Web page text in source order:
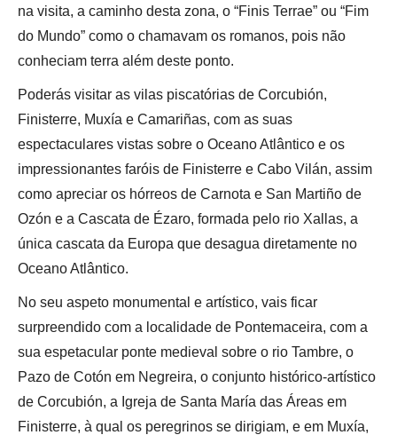
na visita, a caminho desta zona, o “Finis Terrae” ou “Fim
do Mundo” como o chamavam os romanos, pois não
conheciam terra além deste ponto.
Poderás visitar as vilas piscatórias de Corcubión,
Finisterre, Muxía e Camariñas, com as suas
espectaculares vistas sobre o Oceano Atlântico e os
impressionantes faróis de Finisterre e Cabo Vilán, assim
como apreciar os hórreos de Carnota e San Martiño de
Ozón e a Cascata de Ézaro, formada pelo rio Xallas, a
única cascata da Europa que desagua diretamente no
Oceano Atlântico.
No seu aspeto monumental e artístico, vais ficar
surpreendido com a localidade de Pontemaceira, com a
sua espetacular ponte medieval sobre o rio Tambre, o
Pazo de Cotón em Negreira, o conjunto histórico-artístico
de Corcubión, a Igreja de Santa María das Áreas em
Finisterre, à qual os peregrinos se dirigiam, e em Muxía,